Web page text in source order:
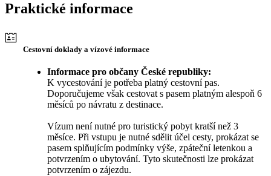
Praktické informace
Cestovní doklady a vízové informace
Informace pro občany České republiky:
K vycestování je potřeba platný cestovní pas.
Doporučujeme však cestovat s pasem platným alespoň 6
měsíců po návratu z destinace.
Vízum není nutné pro turistický pobyt kratší než 3
měsíce. Při vstupu je nutné sdělit účel cesty, prokázat se
pasem splňujícím podmínky výše, zpáteční letenkou a
potvrzením o ubytování. Tyto skutečnosti lze prokázat
potvrzením o zájezdu.